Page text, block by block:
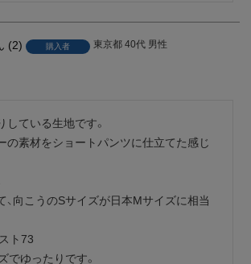
2 購入者 東京都 40代 男性
している生地です。
の素材をショートパンツに仕立てた感じ
、向こうのSサイズが日本Мサイズに相当
ト73
でゆったりです。